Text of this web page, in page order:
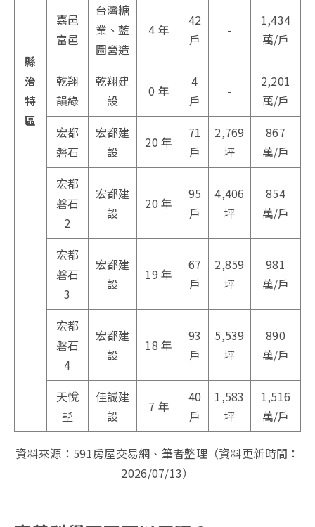
縣
治
特
區
嘉邑
富邑
台灣糖
業、藍
圖營造
4 年
42
戶
-
1,434
萬/戶
乾翔
韻綠
乾翔建
設
0 年
4
戶
-
2,201
萬/戶
宏都
磐石
宏都建
設
20 年
71
戶
2,769
坪
867
萬/戶
宏都
磐石
2
宏都建
設
20 年
95
戶
4,406
坪
854
萬/戶
宏都
磐石
3
宏都建
設
19 年
67
戶
2,859
坪
981
萬/戶
宏都
磐石
4
宏都建
設
18 年
93
戶
5,539
坪
890
萬/戶
天悅
墅
佳誠建
設
7 年
40
戶
1,583
坪
1,516
萬/戶
資料來源：591房屋交易網、筆者整理（資料更新時間：
2026/07/13）